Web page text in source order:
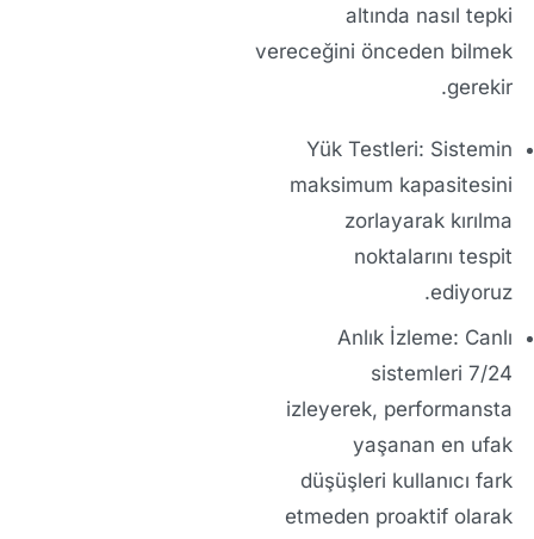
altında nasıl tepki
vereceğini önceden bilmek
gerekir.
Yük Testleri: Sistemin
maksimum kapasitesini
zorlayarak kırılma
noktalarını tespit
ediyoruz.
Anlık İzleme: Canlı
sistemleri 7/24
izleyerek, performansta
yaşanan en ufak
düşüşleri kullanıcı fark
etmeden proaktif olarak